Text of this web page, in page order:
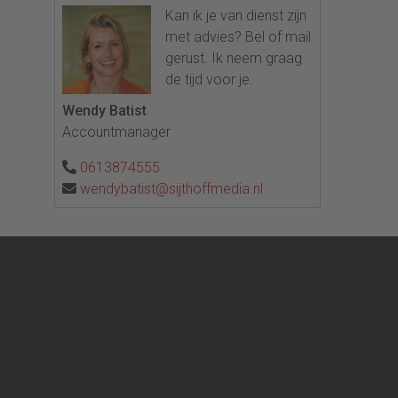
Kan ik je van dienst zijn
met advies? Bel of mail
gerust. Ik neem graag
de tijd voor je.
Wendy Batist
Accountmanager
0613874555
wendybatist@sijthoffmedia.nl